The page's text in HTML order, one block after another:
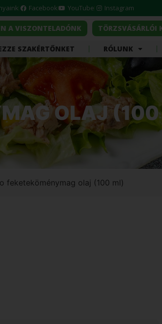
Facebook YouTube Instagram
A VISZONTELADÓNK TÖRZSVÁSÁRLÓI
SZAKÉRTŐNKET RÓLUNK
OLAJ (100
feketeköménymag olaj (100 ml)